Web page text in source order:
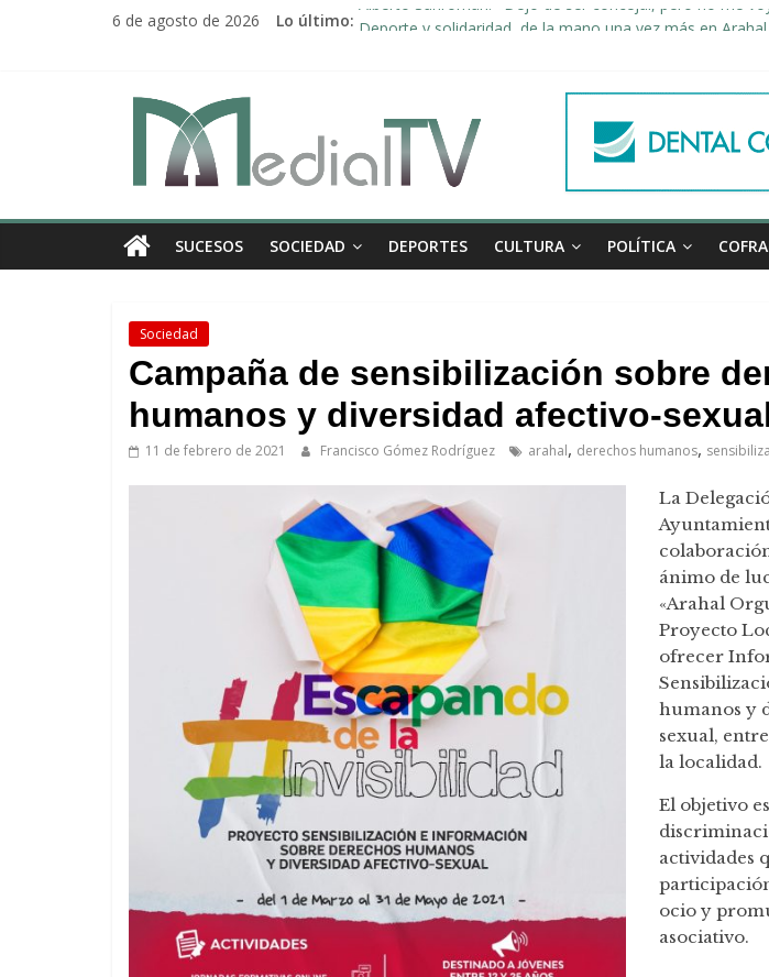
6 de agosto de 2026 Lo último: Alberto Sanromán: «Dejo de ser concejal, pero no me
Convocado nuevo pleno ordinario del Ayuntamiento de
Una Plataforma de Morón pide unión a los pueblos de
Medial
TV
El
diario
televisión
Arahal
SUCESOS SOCIEDAD DEPORTES CULTURA POLÍTICA
Sociedad
Campaña de sensibilización sobre
humanos y diversidad afectivo-
11 de febrero de 2021 Francisco Gómez Rodríguez arahal, derechos humanos,
La
ánimo de
«Arahal
Proyecto
ofrecer
humanos y
sexual,
la localidad.
El objetivo
actividades
ocio y
asociativo.